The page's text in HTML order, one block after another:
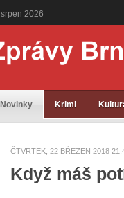
srpen 2026
Novinky Krimi
ČTVRTEK, 22 BŘEZEN 2018
Když máš